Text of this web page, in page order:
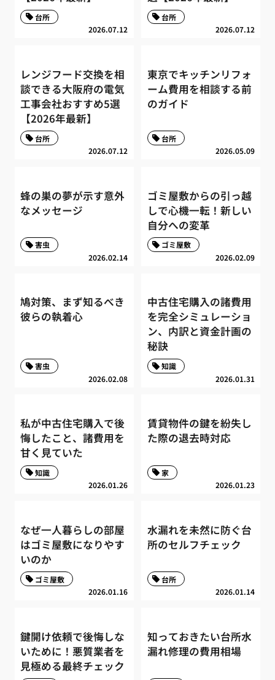
2026.07.12
台所
2026.07.12
台所
レンジフード交換を相
談できる大阪府の電気
工事会社おすすめ5選
【2026年最新】
2026.07.12
台所
東京でキッチンリフォ
ーム費用を相談する前
のガイド
2026.05.09
台所
蜂の巣の夢が示す意外
なメッセージ
2026.02.14
害虫
ゴミ屋敷からの引っ越
しで心機一転！新しい
自分への変革
2026.02.09
ゴミ屋敷
鳩対策、まず知るべき
彼らの執着心
2026.02.08
害虫
中古住宅購入の諸費用
を完全シミュレーショ
ン、内訳と資金計画の
秘訣
2026.01.31
知識
私が中古住宅購入で後
悔したこと、諸費用を
甘く見ていた
2026.01.26
知識
賃貸物件の鍵を紛失し
た際の退去時対応
2026.01.23
家
なぜ一人暮らしの部屋
はゴミ屋敷になりやす
いのか
2026.01.16
ゴミ屋敷
水漏れを未然に防ぐ台
所のセルフチェック
2026.01.14
台所
鍵開け依頼で後悔しな
いために！悪質業者を
見極める最終チェック
知っておきたい台所水
漏れ修理の費用相場